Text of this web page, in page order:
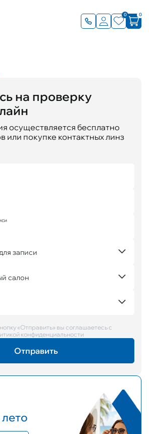
0 0
на проверку
осуществляется бесплатно
или покупке контактных линз
записи
салон
«Отправить» вы соглашаетесь с
конфиденциальности